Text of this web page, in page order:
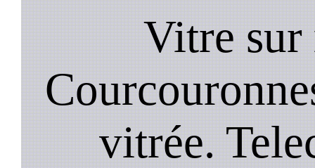
Vitre sur
vitrée.